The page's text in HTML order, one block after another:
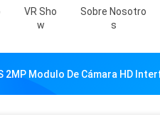
VR Sho
W
Sobre Nosotro
S
2MP Modulo De Cámara HD